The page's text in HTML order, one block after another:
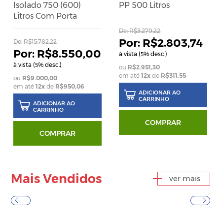
Isolado 750 (600)
Litros Com Porta
R$8.550,00
à vista (5% desc.)
De: R$15.782,22
R$9.000,00
em até12x de R$950,06
ADICIONAR AO
CARRINHO
COMPRAR
PP 500 Litros
R$2.803,74
à vista (5% desc.)
De: R$3.279,22
R$2.951,30
em até12x de R$311,55
ADICIONAR AO
CARRINHO
COMPRAR
Mais Vendidos ver mais